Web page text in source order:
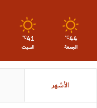
44
℃
الجمعة
41
℃
السبت
الأشهر